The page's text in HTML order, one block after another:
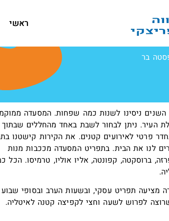
ראשי
בר
השנים ניסינו לשנות כמה שפחות. המסעדה
העיר. ניתן לבחור לשבת באחד מהחללים שבתוך
פרטי לאירועים קטנים. את הקירות קישטנו
לנו את הבית. בתפריט המסעדה מככבות מנות
ברוסקטה, קפונטה, אליו אוליו, טרמיסו. הכל
מציעה תפריט עסקי, ובשעות הערב ובסופי שבוע
לפרוש לשעה וחצי לקפיצה קטנה לאיטליה.